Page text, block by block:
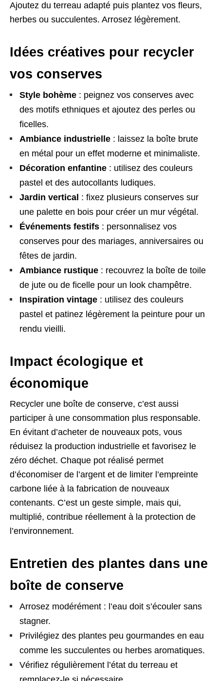
Ajoutez du terreau adapté puis plantez vos fleurs,
herbes ou succulentes. Arrosez légèrement.
Idées créatives pour recycler
vos conserves
Style bohème : peignez vos conserves avec
des motifs ethniques et ajoutez des perles ou
ficelles.
Ambiance industrielle : laissez la boîte brute
en métal pour un effet moderne et minimaliste.
Décoration enfantine : utilisez des couleurs
pastel et des autocollants ludiques.
Jardin vertical : fixez plusieurs conserves sur
une palette en bois pour créer un mur végétal.
Événements festifs : personnalisez vos
conserves pour des mariages, anniversaires ou
fêtes de jardin.
Ambiance rustique : recouvrez la boîte de toile
de jute ou de ficelle pour un look champêtre.
Inspiration vintage : utilisez des couleurs
pastel et patinez légèrement la peinture pour un
rendu vieilli.
Impact écologique et
économique
Recycler une boîte de conserve, c’est aussi
participer à une consommation plus responsable.
En évitant d’acheter de nouveaux pots, vous
réduisez la production industrielle et favorisez le
zéro déchet. Chaque pot réalisé permet
d’économiser de l’argent et de limiter l’empreinte
carbone liée à la fabrication de nouveaux
contenants. C’est un geste simple, mais qui,
multiplié, contribue réellement à la protection de
l’environnement.
Entretien des plantes dans une
boîte de conserve
Arrosez modérément : l’eau doit s’écouler sans
stagner.
Privilégiez des plantes peu gourmandes en eau
comme les succulentes ou herbes aromatiques.
Vérifiez régulièrement l’état du terreau et